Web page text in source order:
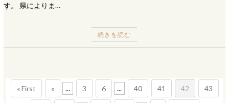
す。 県によりま…
続きを読む
« First « ... 3 6 ... 40 41 42 43